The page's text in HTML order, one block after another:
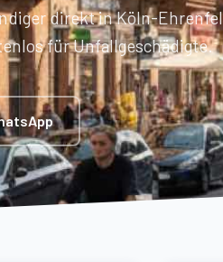
direkt in Köln-
für Unfallgeschädigte.